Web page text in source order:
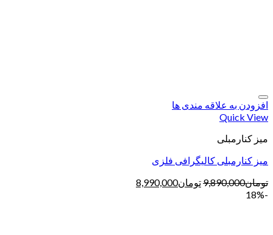
افزودن به علاقه مندی ها
Quick View
میز کنارمبلی
میز کنارمبلی کالیگرافی فلزی
تومان9,890,000تومان8,990,000
-18%